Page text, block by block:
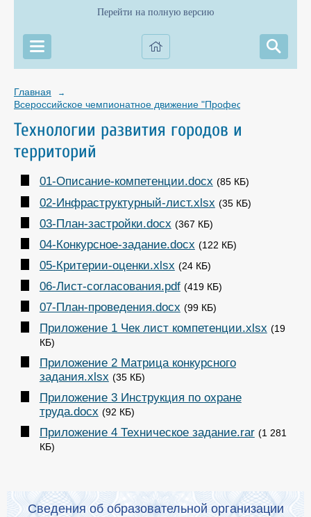
Перейти на полную версию
Главная →
Всероссийское чемпионатное движение "Профессионалы"
Технологии развития городов и
территорий
01-Описание-компетенции.docx (85 КБ)
02-Инфраструктурный-лист.xlsx (35 КБ)
03-План-застройки.docx (367 КБ)
04-Конкурсное-задание.docx (122 КБ)
05-Критерии-оценки.xlsx (24 КБ)
06-Лист-согласования.pdf (419 КБ)
07-План-проведения.docx (99 КБ)
Приложение 1 Чек лист компетенции.xlsx (19
КБ)
Приложение 2 Матрица конкурсного
задания.xlsx (35 КБ)
Приложение 3 Инструкция по охране
труда.docx (92 КБ)
Приложение 4 Техническое задание.rar (1 281
КБ)
Сведения об образовательной организации